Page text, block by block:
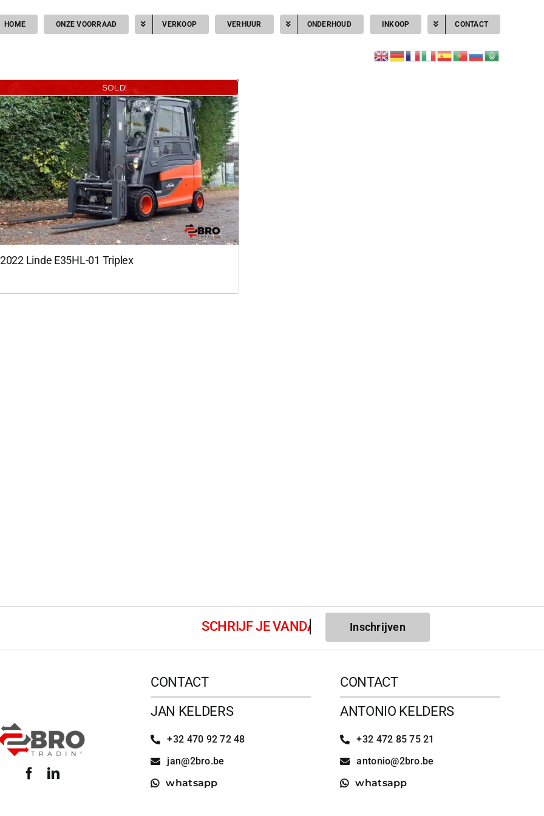
HOME ONZE VOORRAAD VERKOOP VERHUUR ONDERHOUD INKOOP CONTACT
SOLD!
2022 Linde E35HL-01 Triplex
Inschrijven
CONTACT
JAN KELDERS
+32 470 92 72 48
jan@2bro.be
whatsapp
CONTACT
ANTONIO KELDERS
+32 472 85 75 21
antonio@2bro.be
whatsapp